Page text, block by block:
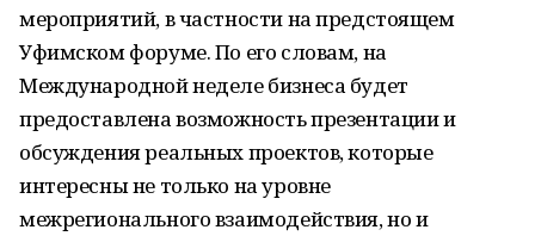
мероприятий, в частности на предстоящем
Уфимском форуме. По его словам, на
Международной неделе бизнеса будет
предоставлена возможность презентации и
обсуждения реальных проектов, которые
интересны не только на уровне
межрегионального взаимодействия, но и